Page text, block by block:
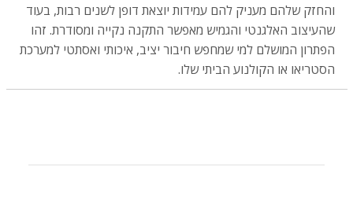
והחזק שלהם מעניק להם עמידות יוצאת דופן לשנים רבות, בעוד
שהעיצוב האלגנטי והגמיש מאפשר התקנה נקייה ומסודרת. זהו
הפתרון המושלם למי שמחפש חיבור יציב, איכותי ואסתטי למערכת
הסטריאו או הקולנוע הביתי שלו.